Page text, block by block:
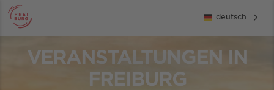
deutsch
VERANSTALTUNGEN IN
FREIBURG